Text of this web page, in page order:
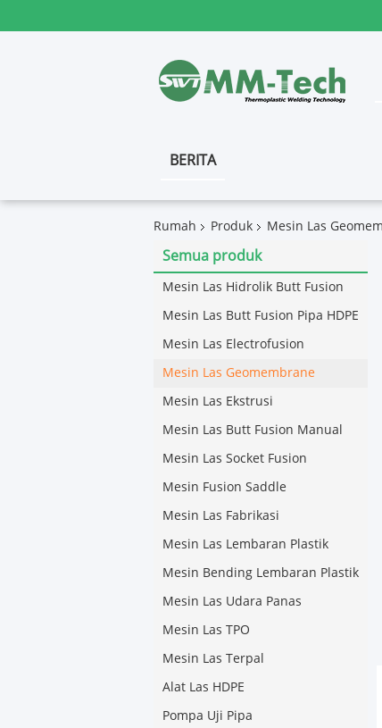
BERITA
Rumah Produk Mesin Las
Semua produk
Mesin Las Hidrolik Butt Fusion
Mesin Las Butt Fusion Pipa HDPE
Mesin Las Electrofusion
Mesin Las Geomembrane
Mesin Las Ekstrusi
Mesin Las Butt Fusion Manual
Mesin Las Socket Fusion
Mesin Fusion Saddle
Mesin Las Fabrikasi
Mesin Las Lembaran Plastik
Mesin Bending Lembaran Plastik
Mesin Las Udara Panas
Mesin Las TPO
Mesin Las Terpal
Alat Las HDPE
Pompa Uji Pipa